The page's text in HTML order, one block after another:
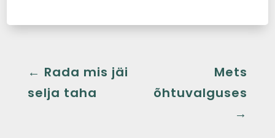
← Rada mis jäi
selja taha
Mets
õhtuvalguses
→